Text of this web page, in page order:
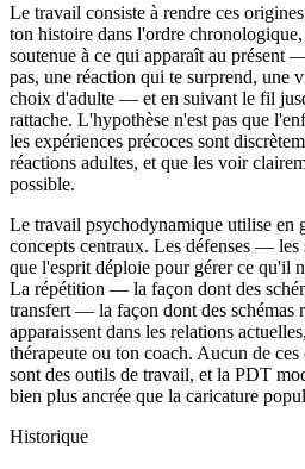
Le travail consiste à rendre ces
ton histoire dans l'ordre
soutenue à ce qui apparaît au présent
pas, une réaction qui te surprend, une
choix d'adulte — et en suivant le fil
rattache. L'hypothèse n'est pas que
les expériences précoces sont
réactions adultes, et que les voir
possible.
Le travail psychodynamique utilise en
concepts centraux. Les défenses — les
que l'esprit déploie pour gérer ce qu'il
La répétition — la façon dont des
transfert — la façon dont des schémas
apparaissent dans les relations
thérapeute ou ton coach. Aucun de
sont des outils de travail, et la PDT
bien plus ancrée que la caricature
Historique